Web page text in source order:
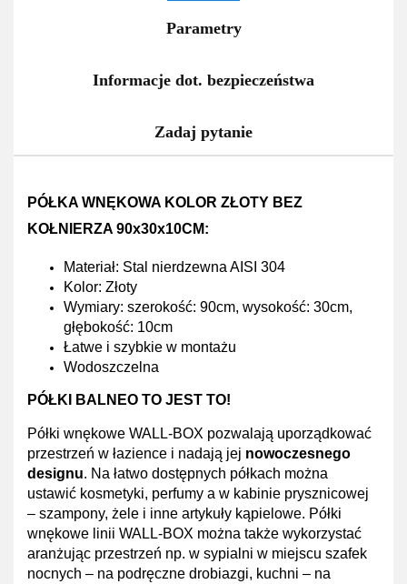
Parametry
Informacje dot. bezpieczeństwa
Zadaj pytanie
PÓŁKA WNĘKOWA KOLOR ZŁOTY BEZ
KOŁNIERZA 90x30x10CM:
Materiał: Stal nierdzewna AISI 304
Kolor: Złoty
Wymiary: szerokość: 90cm, wysokość: 30cm,
głębokość: 10cm
Łatwe i szybkie w montażu
Wodoszczelna
PÓŁKI BALNEO TO JEST TO!
Półki wnękowe WALL-BOX pozwalają uporządkować
przestrzeń w łazience i nadają jej nowoczesnego
designu. Na łatwo dostępnych półkach można
ustawić kosmetyki, perfumy a w kabinie prysznicowej
– szampony, żele i inne artykuły kąpielowe. Półki
wnękowe linii WALL-BOX można także wykorzystać
aranżując przestrzeń np. w sypialni w miejscu szafek
nocnych – na podręczne drobiazgi, kuchni – na